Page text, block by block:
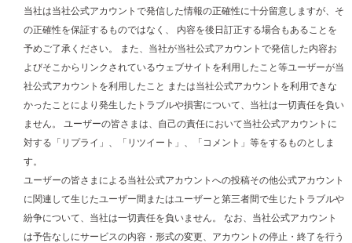
当社は当社公式アカウントで発信した情報の正確性に十分留意しますが、そ
の正確性を保証するものではなく、 内容を後日訂正する場合もあることを
予めご了承ください。 また、当社が当社公式アカウントで発信した内容お
よびそこからリンクされているウェブサイトを利用したこと等ユーザーが当
社公式アカウントを利用したこと または当社公式アカウントを利用できな
かったことにより発生したトラブルや損害について、当社は一切責任を負い
ません。 ユーザーの皆さまは、自己の責任において当社公式アカウントに
対する「リプライ」、「リツイート」、「コメント」等をするものとしま
す。
ユーザーの皆さまによる当社公式アカウントへの投稿その他公式アカウント
に関連して生じたユーザー間またはユーザーと第三者間で生じたトラブルや
紛争について、当社は一切責任を負いません。 なお、当社公式アカウント
は予告なしにサービスの内容・形式の変更、アカウントの停止・終了を行う